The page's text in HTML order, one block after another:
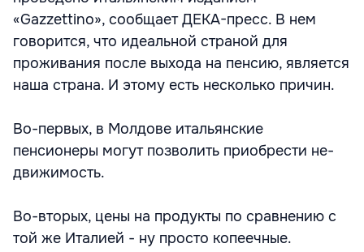
«Gazzettino», сообщает ДЕКА-пресс. В нем
говорится, что идеальной страной для
проживания после выхода на пенсию, является
наша страна. И этому есть несколько причин.
Во-первых, в Молдове итальянские
пенсионеры могут позволить приобрести не-
движимость.
Во-вторых, цены на продукты по сравнению с
той же Италией - ну просто копеечные.